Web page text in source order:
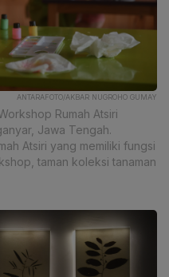
ANTARAFOTO/AKBAR NUGROHO GUMAY
Rumah Atsiri
Jawa Tengah.
Atsiri yang memiliki fungsi
taman koleksi tanaman